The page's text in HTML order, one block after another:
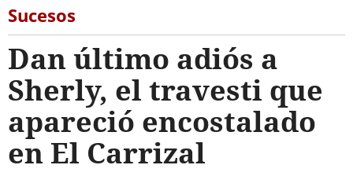
Sucesos
Dan último adiós a
Sherly, el travesti que
apareció encostalado
en El Carrizal